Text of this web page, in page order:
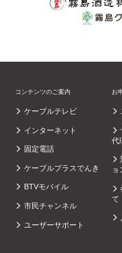
コンテンツのご案内
ケーブルテレビ
インターネット
固定電話
ケーブルプラスでんき
BTVモバイル
市民チャンネル
ユーザーサポート
お
代
ョ
て